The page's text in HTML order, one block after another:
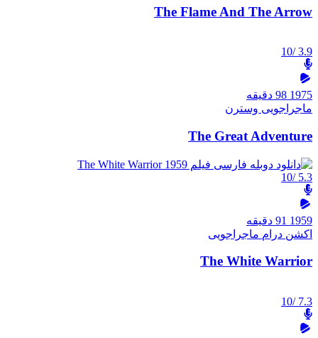
The Flame And The Arrow
3.9
/10
1975 98 دقیقه
ماجراجویی وسترن
The Great Adventure
5.3
/10
1959 91 دقیقه
اکشن درام ماجراجویی
The White Warrior
7.3
/10